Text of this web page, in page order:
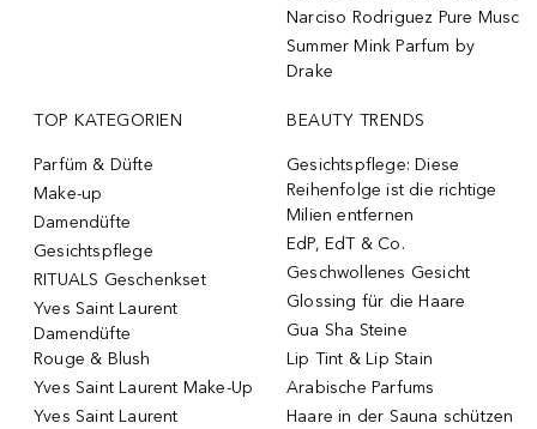
Narciso Rodriguez Pure Musc
Summer Mink Parfum by
Drake
TOP KATEGORIEN
Parfüm & Düfte
Make-up
Damendüfte
Gesichtspflege
RITUALS Geschenkset
Yves Saint Laurent
Damendüfte
Rouge & Blush
Yves Saint Laurent Make-Up
Yves Saint Laurent
BEAUTY TRENDS
Gesichtspflege: Diese
Reihenfolge ist die richtige
Milien entfernen
EdP, EdT & Co.
Geschwollenes Gesicht
Glossing für die Haare
Gua Sha Steine
Lip Tint & Lip Stain
Arabische Parfums
Haare in der Sauna schützen